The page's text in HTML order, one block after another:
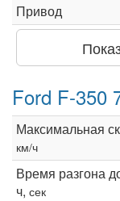
Привод
Ford F-350
Максимальная
км/ч
Время разгона
ч, сек